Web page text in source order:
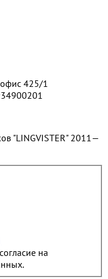
офис 425/1
"LINGVISTER" 2011—
на